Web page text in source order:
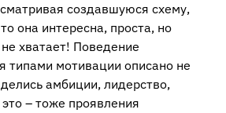
создавшуюся схему,
она интересна, проста, но
хватает! Поведение
типами мотивации описано не
амбиции, лидерство,
– тоже проявления